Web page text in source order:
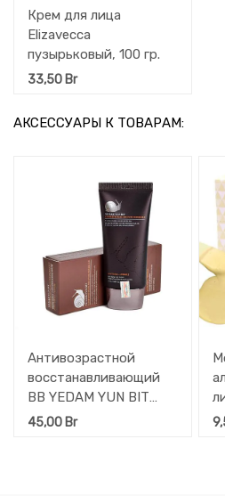
Крем для лица
Elizavecca
пузырьковый, 100 гр.
33,50 Br
АКСЕССУАРЫ К ТОВАРАМ:
Антивозрастной
восстанавливающий
ВВ YEDAM YUN BIT
праймер для лица с
45,00 Br